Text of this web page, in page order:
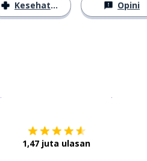
Kesehatan Opini
1,47 juta ulasan